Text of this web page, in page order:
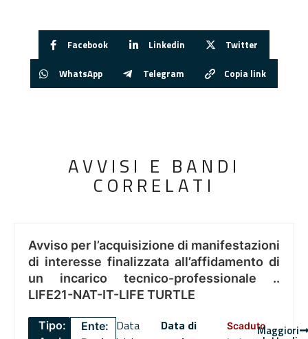
Facebook Linkedin Twitter
WhatsApp Telegram Copia link
AVVISI E BANDI
CORRELATI
Avviso per l’acquisizione di manifestazioni
di interesse finalizzata all’affidamento di
un incarico tecnico-professionale ..
LIFE21-NAT-IT-LIFE TURTLE
Tipo:
Ente:
Data
Data di
ScadutoMaggiori